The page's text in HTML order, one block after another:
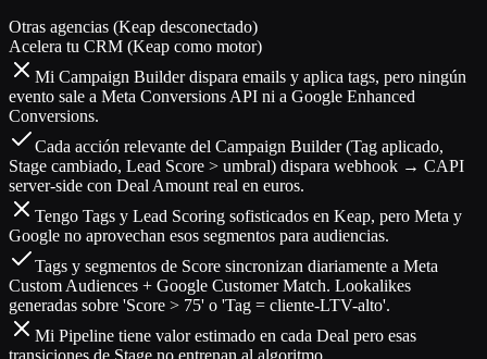
Otras agencias (Keap desconectado)
Acelera tu CRM (Keap como motor)
Mi Campaign Builder dispara emails y aplica tags, pero ningún
evento sale a Meta Conversions API ni a Google Enhanced
Conversions.
Cada acción relevante del Campaign Builder (Tag aplicado,
Stage cambiado, Lead Score > umbral) dispara webhook → CAPI
server-side con Deal Amount real en euros.
Tengo Tags y Lead Scoring sofisticados en Keap, pero Meta y
Google no aprovechan esos segmentos para audiencias.
Tags y segmentos de Score sincronizan diariamente a Meta
Custom Audiences + Google Customer Match. Lookalikes
generadas sobre 'Score > 75' o 'Tag = cliente-LTV-alto'.
Mi Pipeline tiene valor estimado en cada Deal pero esas
transiciones de Stage no entrenan al algoritmo.